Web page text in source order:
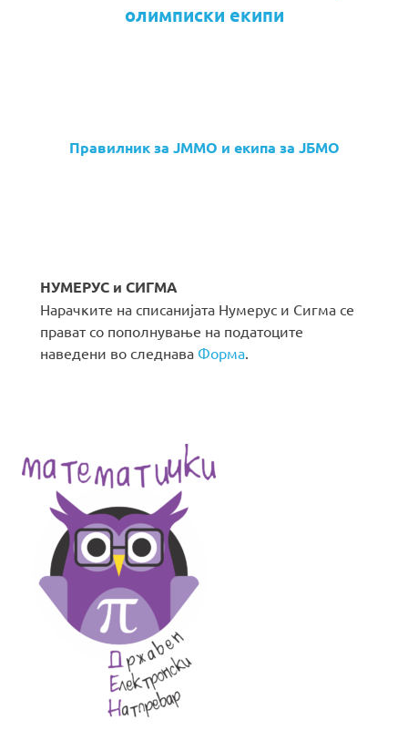
олимписки екипи
Правилник за ЈММО и екипа за ЈБМО
НУМЕРУС и СИГМА
Нарачките на списанијата Нумерус и Сигма се
прават со пополнување на податоците
наведени во следнава Форма